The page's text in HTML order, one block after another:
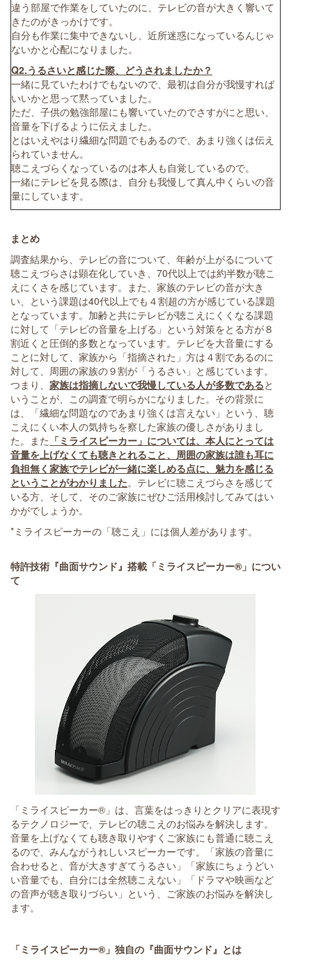
違う部屋で作業をしていたのに、テレビの音が大きく響いて
きたのがきっかけです。
自分も作業に集中できないし、近所迷惑になっているんじゃ
ないかと心配になりました。
Q2.うるさいと感じた際、どうされましたか？
一緒に見ていたわけでもないので、最初は自分が我慢すれば
いいかと思って黙っていました。
ただ、子供の勉強部屋にも響いていたのでさすがにと思い、
音量を下げるように伝えました。
とはいえやはり繊細な問題でもあるので、あまり強くは伝え
られていません。
聴こえづらくなっているのは本人も自覚しているので。
一緒にテレビを見る際は、自分も我慢して真ん中くらいの音
量にしています。
まとめ
調査結果から、テレビの音について、年齢が上がるについて
聴こえづらさは顕在化していき、70代以上では約半数が聴こ
えにくさを感じています。また、家族のテレビの音が大き
い、という課題は40代以上でも４割超の方が感じている課題
となっています。加齢と共にテレビが聴こえにくくなる課題
に対して「テレビの音量を上げる」という対策をとる方が８
割近くと圧倒的多数となっています。テレビを大音量にする
ことに対して、家族から「指摘された」方は４割であるのに
対して、周囲の家族の９割が「うるさい」と感じています。
つまり、 家族は指摘しないで我慢している人が多数であると
いうことが、この調査で明らかになりました。その背景に
は、「繊細な問題なのであまり強くは言えない」という、聴
こえにくい本人の気持ちを察した家族の優しさがありまし
た。また 「ミライスピーカー」については、本人にとっては
音量を上げなくても聴きとれること、周囲の家族は誰も耳に
負担無く家族でテレビが一緒に楽しめる点に、魅力を感じる
ということがわかりました。テレビに聴こえづらさを感じて
いる方、そして、そのご家族にぜひご活用検討してみてはい
かがでしょうか。
*ミライスピーカーの「聴こえ」には個人差があります。
特許技術『曲面サウンド』搭載「ミライスピーカー®」につい
て
「ミライスピーカー®」は、言葉をはっきりとクリアに表現す
るテクノロジーで、テレビの聴こえのお悩みを解決します。
音量を上げなくても聴き取りやすくご家族にも普通に聴こえ
るので、みんながうれしいスピーカーです。「家族の音量に
合わせると、音が大きすぎてうるさい」「家族にちょうどい
い音量でも、自分には全然聴こえない」「ドラマや映画など
の音声が聴き取りづらい」という、ご家族のお悩みを解決し
ます。
「ミライスピーカー®」独自の『曲面サウンド』とは